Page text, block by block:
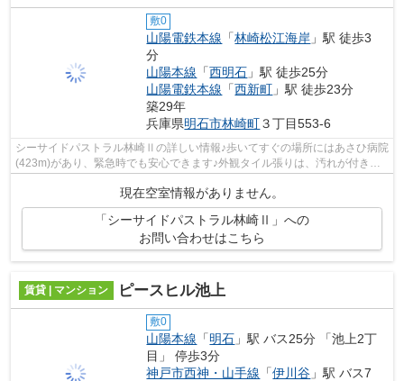
敷0
山陽電鉄本線 「林崎松江海岸 」駅 徒歩3
分
山陽本線 「西明石 」駅 徒歩25分
山陽電鉄本線 「西新町 」駅 徒歩23分
築29年
兵庫県明石市林崎町３丁目553-6
シーサイドパストラル林崎Ⅱの詳しい情報♪歩いてすぐの場所にはあさひ病院
(423m)があり、緊急時でも安心できます♪外観タイル張りは、汚れが付きに
現在空室情報がありません。
「シーサイドパストラル林崎Ⅱ」への
お問い合わせはこちら
賃貸 | マンション ピースヒル池上
敷0
山陽本線 「明石 」駅 バス25分 「池上2丁
目」 停歩3分
神戸市西神・山手線 「伊川谷 」駅 バス7